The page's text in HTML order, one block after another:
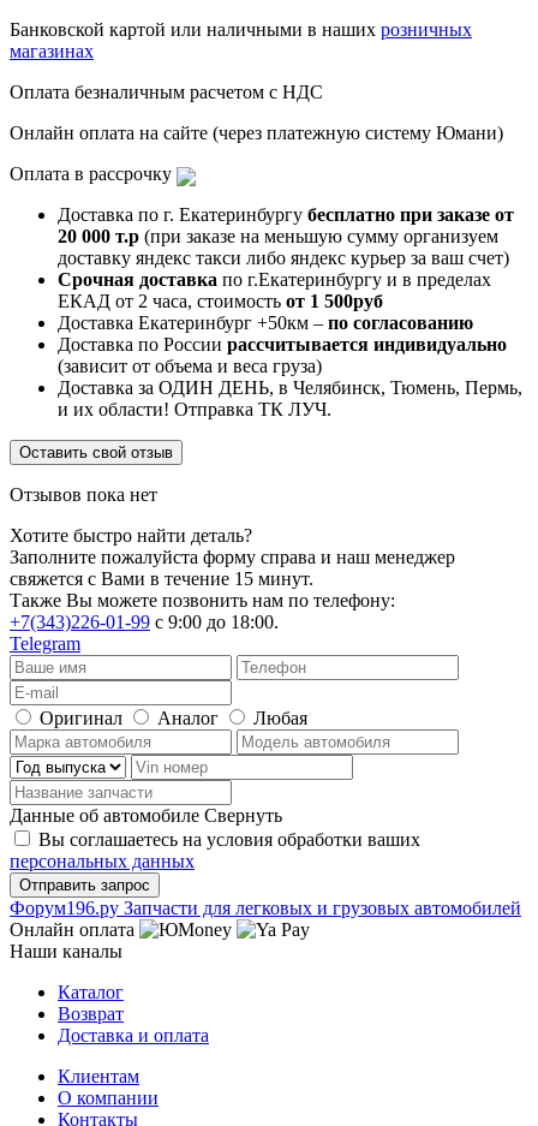
Банковской картой или наличными в наших розничных
магазинах
Оплата безналичным расчетом с НДС
Онлайн оплата на сайте (через платежную систему Юмани)
Оплата в рассрочку
Доставка по г. Екатеринбургу бесплатно при заказе от
20 000 т.р (при заказе на меньшую сумму организуем
доставку яндекс такси либо яндекс курьер за ваш счет)
Срочная доставка по г.Екатеринбургу и в пределах
ЕКАД от 2 часа, стоимость от 1 500руб
Доставка Екатеринбург +50км – по согласованию
Доставка по России рассчитывается индивидуально
(зависит от объема и веса груза)
Доставка за ОДИН ДЕНЬ, в Челябинск, Тюмень, Пермь,
и их области! Отправка ТК ЛУЧ.
Оставить свой отзыв
Отзывов пока нет
Хотите быстро найти деталь?
Заполните пожалуйста форму справа и наш менеджер
свяжется с Вами в течение 15 минут.
Также Вы можете позвонить нам по телефону:
+7(343)226-01-99 с 9:00 до 18:00.
Telegram
Оригинал Аналог Любая
Данные об автомобиле Свернуть
Вы соглашаетесь на условия обработки ваших
персональных данных
Фoрум196.ру Запчасти для легковых и грузовых автомобилей
Онлайн оплата
Наши каналы
Каталог
Возврат
Доставка и оплата
Клиентам
О компании
Контакты